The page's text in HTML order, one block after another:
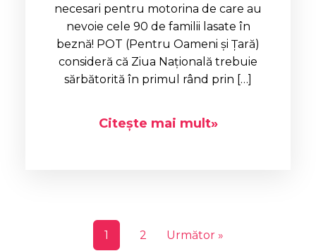
necesari pentru motorina de care au
nevoie cele 90 de familii lasate în
beznă! POT (Pentru Oameni și Țară)
consideră că Ziua Naţională trebuie
sărbătorită în primul rând prin […]
Citește mai mult»
1 2 Următor »